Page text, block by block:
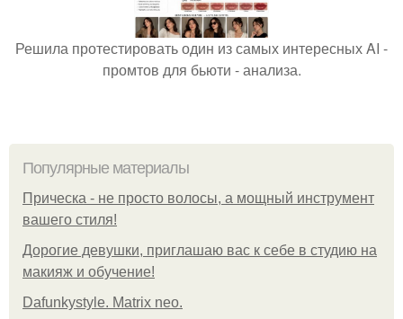
Решила протестировать один из самых интересных AI -
промтов для бьюти - анализа.
Популярные материалы
Прическа - не просто волосы, а мощный инструмент
вашего стиля!
Дорогие девушки, приглашаю вас к себе в студию на
макияж и обучение!
Dafunkystyle. Matrix neo.